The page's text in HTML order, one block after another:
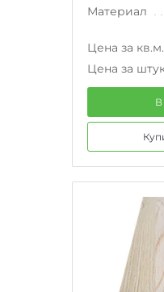
Материал
Цена за кв.м.
Цена за
В